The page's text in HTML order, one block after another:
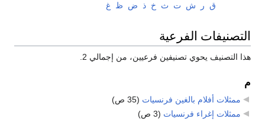
ق
ر ش ت ث خ ذ ض ظ غ
التصنيفات الفرعية
هذا التصنيف يحوي تصنيفين فرعيين، من إجمالي 2.
م
ممثلات أفلام بالغين فرنسيات (35 ص)
ممثلات إغراء فرنسيات (3 ص)